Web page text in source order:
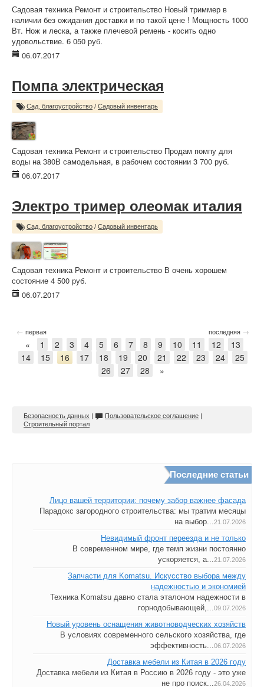
Садовая техника Ремонт и строительство Новый триммер в
наличии без ожидания доставки и по такой цене ! Мощность 1000
Вт. Нож и леска, а также плечевой ремень - косить одно
удовольствие. 6 050 руб.
06.07.2017
Помпа электрическая
Сад, благоустройство / Садовый инвентарь
Садовая техника Ремонт и строительство Продам помпу для
воды на 380В самодельная, в рабочем состоянии 3 700 руб.
06.07.2017
Электро тример олеомак италия
Сад, благоустройство / Садовый инвентарь
Садовая техника Ремонт и строительство В очень хорошем
состояние 4 500 руб.
06.07.2017
← первая последняя →
« 1 2 3 4 5 6 7 8 9 10 11 12
13
14
15 16 17 18 19 20 21 22 23 24
25
26
27 28 »
Безопасность данных | Пользовательское соглашение |
Строительный портал
Последние статьи
Лицо вашей территории: почему забор важнее фасада
Парадокс загородного строительства: мы тратим месяцы
на выбор...21.07.2026
Невидимый фронт переезда и не только
В современном мире, где темп жизни постоянно
ускоряется, а...21.07.2026
Запчасти для Komatsu. Искусство выбора между
надежностью и экономией
Техника Komatsu давно стала эталоном надежности в
горнодобывающей,...09.07.2026
Новый уровень оснащения животноводческих хозяйств
В условиях современного сельского хозяйства, где
эффективность...06.07.2026
Доставка мебели из Китая в 2026 году
Доставка мебели из Китая в Россию в 2026 году - это уже
не про поиск...26.04.2026